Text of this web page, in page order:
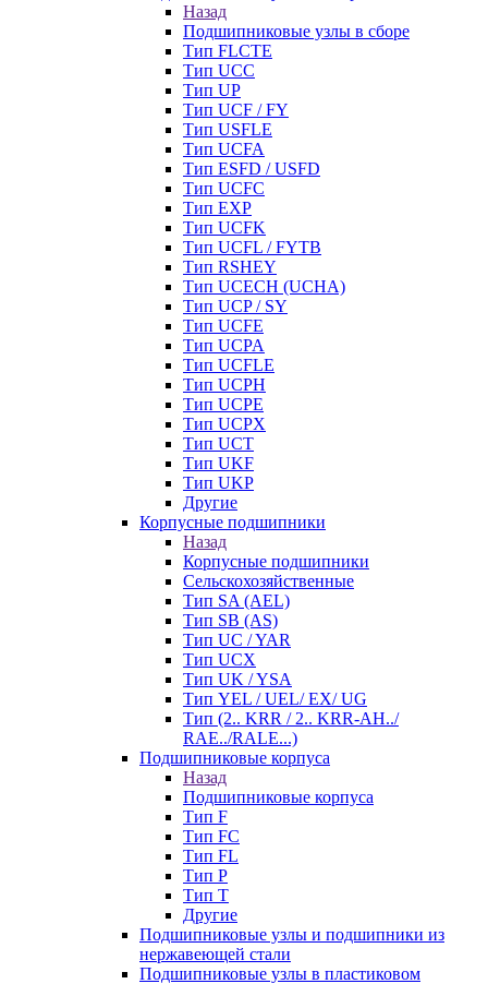
Назад
Подшипниковые узлы в сборе
Тип FLCTE
Тип UCC
Тип UP
Тип UCF / FY
Тип USFLE
Тип UCFA
Тип ESFD / USFD
Тип UCFC
Тип EXP
Тип UCFK
Тип UCFL / FYTB
Тип RSHEY
Тип UCECH (UCHA)
Тип UCP / SY
Тип UCFE
Тип UCPA
Тип UCFLE
Тип UCPH
Тип UCPE
Тип UCPX
Тип UCT
Тип UKF
Тип UKP
Другие
Корпусные подшипники
Назад
Корпусные подшипники
Сельскохозяйственные
Тип SA (AEL)
Тип SB (AS)
Тип UC / YAR
Тип UCX
Тип UK / YSA
Тип YEL / UEL/ EX/ UG
Тип (2.. KRR / 2.. KRR-AH../
RAE../RALE...)
Подшипниковые корпуса
Назад
Подшипниковые корпуса
Тип F
Тип FC
Тип FL
Тип P
Тип T
Другие
Подшипниковые узлы и подшипники из
нержавеющей стали
Подшипниковые узлы в пластиковом